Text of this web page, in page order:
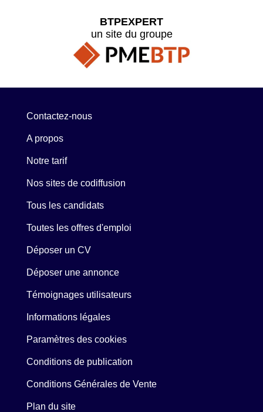
BTPEXPERT
un site du groupe
Contactez-nous
A propos
Notre tarif
Nos sites de codiffusion
Tous les candidats
Toutes les offres d'emploi
Déposer un CV
Déposer une annonce
Témoignages utilisateurs
Informations légales
Paramètres des cookies
Conditions de publication
Conditions Générales de Vente
Plan du site